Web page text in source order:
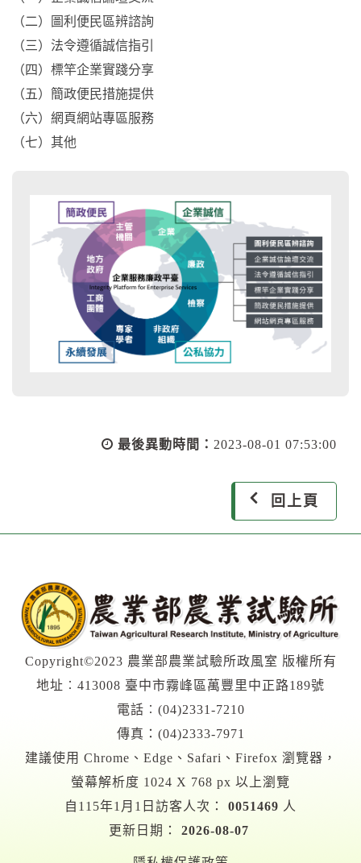
（二）圖利便民區辨諮詢
（三）法令遵循誠信指引
（四）標竿企業實踐分享
（五）簡政便民措施提供
（六）網頁網站專區服務
（七）其他
最後異動時間： 2023-08-01 07:53:00
回上頁
Copyright©2023 農業部農業試驗所政風室 版權所有
地址︰413008 臺中市霧峰區萬豐里中正路189號
電話︰(04)2331-7210
傳真：(04)2333-7971
建議使用 Chrome、Edge、Safari、Firefox 瀏覽器，
螢幕解析度 1024 X 768 px 以上瀏覽
自115年1月1日訪客人次：
0051469 人
更新日期：
2026-08-07